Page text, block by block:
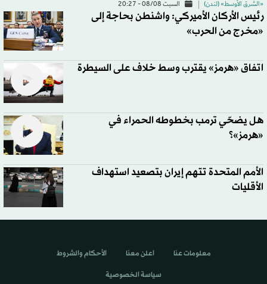
«الشرق الأوسط» (لندن) السبت 08/08 - 20:27
رئيس الأركان الأميركي: واشنطن بحاجة إلى
«مخرج من الحرب»
اتفاق «هرمز» يقترب وسط خلاف على السيطرة
هل يضحّي ترمب بخطوطه الحمراء في
«هرمز»؟
الأمم المتحدة تتهم إيران بتصعيد استهداف
الأقليات
معلومات عنا اعلن معنا الأحكام والشروط
سياسة الخصوصية